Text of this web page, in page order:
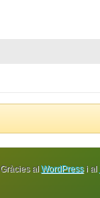
Gràcies al WordPressi al